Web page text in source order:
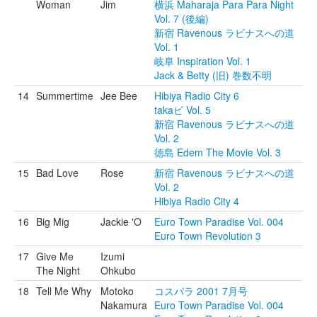
Woman Jim
横浜 Maharaja Para Para Night
Vol. 7 (後編)
新宿 Ravenous ラビナスへの道
Vol. 1
岐阜 Inspiration Vol. 1
Jack & Betty (旧) 巻数不明
14 Summertime Jee Bee
Hibiya Radio City 6
takaビ Vol. 5
新宿 Ravenous ラビナスへの道
Vol. 2
徳島 Edem The Movie Vol. 3
15 Bad Love Rose
新宿 Ravenous ラビナスへの道
Vol. 2
Hibiya Radio City 4
16 Big Mig Jackie 'O
Euro Town Paradise Vol. 004
Euro Town Revolution 3
17 Give Me
The Night
Izumi
Ohkubo
18 Tell Me Why
Motoko
Nakamura
コスパラ 2001 7月号
Euro Town Paradise Vol. 004